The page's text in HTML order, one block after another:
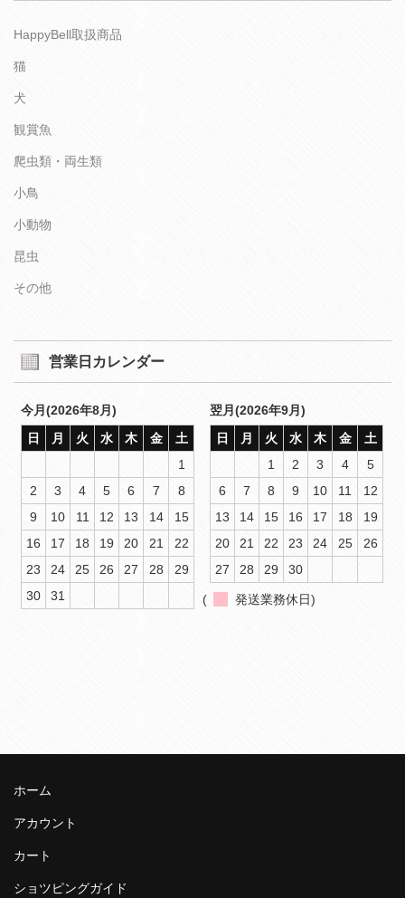
HappyBell取扱商品
猫
犬
観賞魚
爬虫類・両生類
小鳥
小動物
昆虫
その他
営業日カレンダー
今月(2026年8月)
日
月 火 水 木 金
土
1
2
3 4 5 6 7
8
9
10 11 12 13 14
15
16
17 18 19 20 21
22
23
24 25 26 27 28
29
30
31
翌月(2026年9月)
日
月 火 水 木 金
土
1
2 3 4
5
6
7 8 9 10 11
12
13
14 15 16 17 18
19
20
21 22 23 24 25
26
27
28 29 30
( 発送業務休日)
ホーム
アカウント
カート
ショツピングガイド